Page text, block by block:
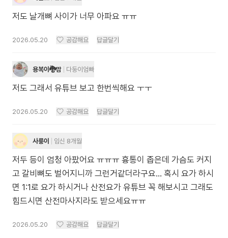
저도 날개뼈 사이가 너무 아파요 ㅠㅠ
2026.05.20 공감해요 답글달기
용복이🐉맘 다둥이엄빠
저도 그래서 유튜브 보고 한번씩해요 ㅜㅜ
2026.05.20 공감해요 답글달기
사룽이 임신 8개월
저두 등이 엄청 아팠어요 ㅠㅠㅠ 흉통이 좁은데 가슴도 커지
고 갈비뼈도 벌어지니까 그런거같더라구요… 혹시 요가 하시
면 1:1로 요가 하시거나 산전요가 유튜브 꼭 해보시고 그래도
힘드시면 산전마사지라도 받으세요ㅠㅠ
2026.05.20 공감해요 답글달기